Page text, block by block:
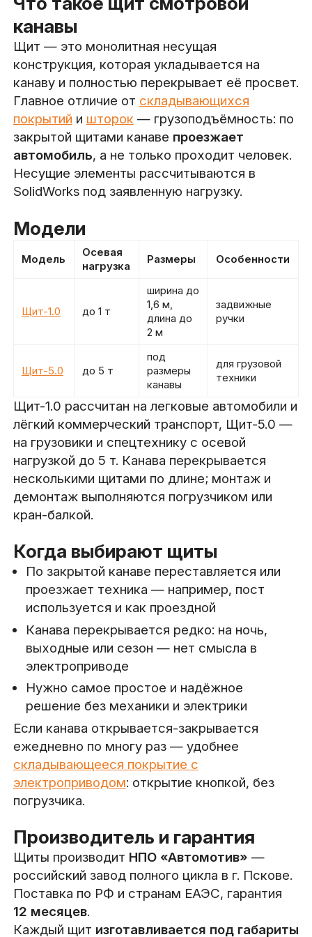
канавы
Щит — это монолитная несущая
конструкция, которая укладывается на
канаву и полностью перекрывает её просвет.
Главное отличие от складывающихся
покрытий и шторок — грузоподъёмность: по
закрытой щитами канаве проезжает
автомобиль, а не только проходит человек.
Несущие элементы рассчитываются в
SolidWorks под заявленную нагрузку.
Модели
Модель
Осевая
нагрузка
Размеры Особенности
Щит-1.0 до 1 т
ширина до
1,6 м,
длина до
2 м
задвижные
ручки
Щит-5.0 до 5 т
под
размеры
канавы
для грузовой
техники
Щит-1.0 рассчитан на легковые автомобили и
лёгкий коммерческий транспорт, Щит-5.0 —
на грузовики и спецтехнику с осевой
нагрузкой до 5 т. Канава перекрывается
несколькими щитами по длине; монтаж и
демонтаж выполняются погрузчиком или
кран-балкой.
Когда выбирают щиты
По закрытой канаве переставляется или
проезжает техника — например, пост
используется и как проездной
Канава перекрывается редко: на ночь,
выходные или сезон — нет смысла в
электроприводе
Нужно самое простое и надёжное
решение без механики и электрики
Если канава открывается-закрывается
ежедневно по многу раз — удобнее
складывающееся покрытие с
электроприводом: открытие кнопкой, без
погрузчика.
Производитель и гарантия
Щиты производит НПО «Автомотив» —
российский завод полного цикла в г. Пскове.
Поставка по РФ и странам ЕАЭС, гарантия
12 месяцев.
Каждый щит изготавливается под габариты